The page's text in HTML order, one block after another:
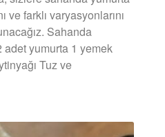
ve farklı varyasyonlarını
Sahanda
yumurta 1 yemek
Tuz ve